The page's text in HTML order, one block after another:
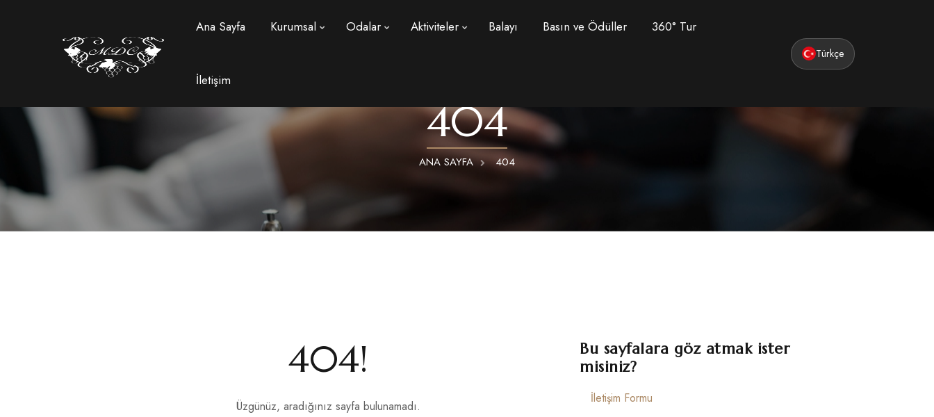
Ana Sayfa Kurumsal Odalar Aktiviteler Balayı Basın ve Ödüller 360° Tur
İletişim
Türkçe
404
ANA SAYFA 404
404!
Üzgünüz, aradığınız sayfa bulunamadı.
Bu sayfalara göz atmak ister
misiniz?
İletişim Formu